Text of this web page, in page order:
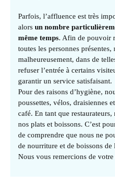
Parfois, l’affluence est très
alorsun nombre
même temps. Afin de pouvoir
toutes les personnes présentes,
malheureusement, dans de
refuser l’entrée à certains
garantir un service satisfaisant.
Pour des raisons d’hygiène,
poussettes, vélos, draisiennes
café. En tant que
nos plats et boissons. C’est
de comprendre que nous ne
de nourriture et de boissons de
Nous vous remercions de